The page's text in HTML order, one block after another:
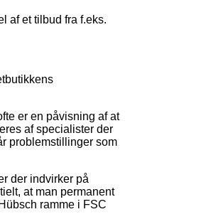
af et tilbud fra f.eks.
er en påvisning af at
af specialister der
problemstillinger som
der indvirker på
at man permanent
ramme i FSC